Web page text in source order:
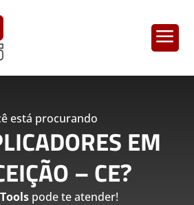
a
está procurando
EM
– CE?
pode te atender!